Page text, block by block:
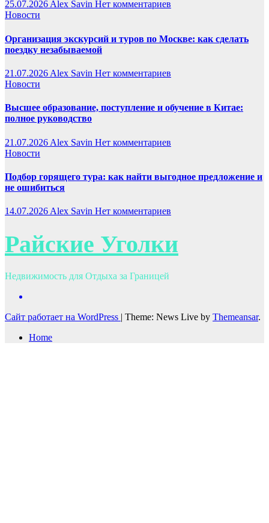
25.07.2026Alex Savin Нет комментариев
Новости
Организация экскурсий и туров по Москве: как сделать
поездку незабываемой
21.07.2026 Alex Savin Нет комментариев
Новости
Высшее образование, поступление и обучение в Китае:
полное руководство
21.07.2026 Alex Savin Нет комментариев
Новости
Подбор горящего тура: как найти выгодное предложение и
не ошибиться
14.07.2026 Alex Savin Нет комментариев
Райские Уголки
Недвижимость для Отдыха за Границей
Сайт работает на WordPress | Theme: News Live by Themeansar.
Home